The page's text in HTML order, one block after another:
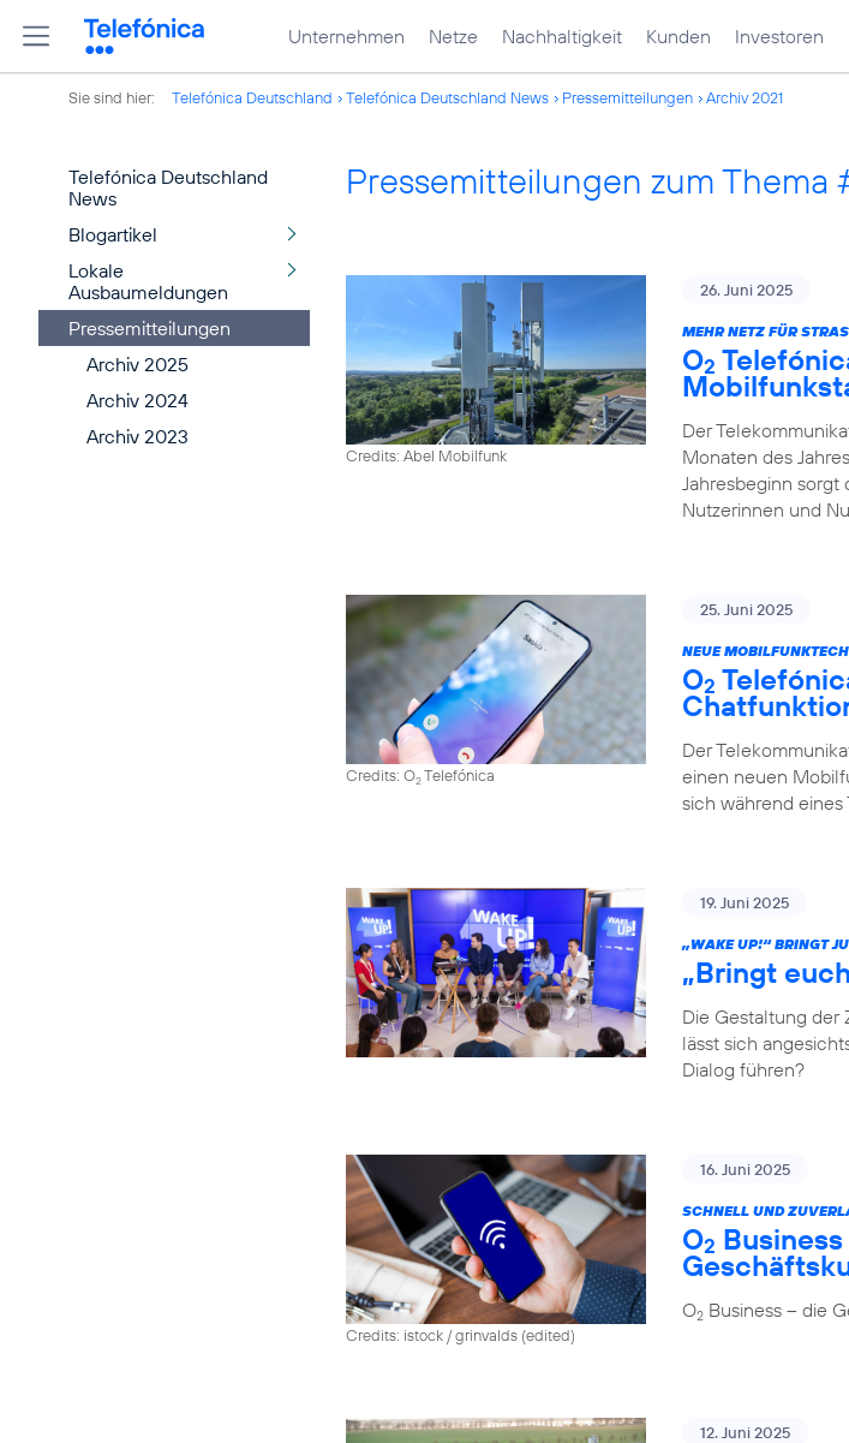
Unternehmen Netze Nachhaltigkeit Kunden Investoren
Sie sind hier: Telefónica Deutschland Telefónica Deutschland News Pressemitteilungen Archiv 2021
Telefónica Deutschland
News
Blogartikel
Lokale
Ausbaumeldungen
Pressemitteilungen
Archiv 2025
Archiv 2024
Archiv 2023
Pressemitteilungen zum Thema
Credits: Abel Mobilfunk
26. Juni 2025
MEHR NETZ FÜR
O2
Der
Monaten des
Jahresbeginn sorgt
Nutzerinnen und
Credits: O2Telefónica
25. Juni 2025
NEUE
O2
Der
einen neuen
sich während eines
19. Juni 2025
„WAKE UP!“ BRINGT
„Bringt
Die Gestaltung der
lässt sich
Dialog führen?
Credits: istock / grinvalds (edited)
16. Juni 2025
SCHNELL UND
O2
O2 Business – die
12. Juni 2025